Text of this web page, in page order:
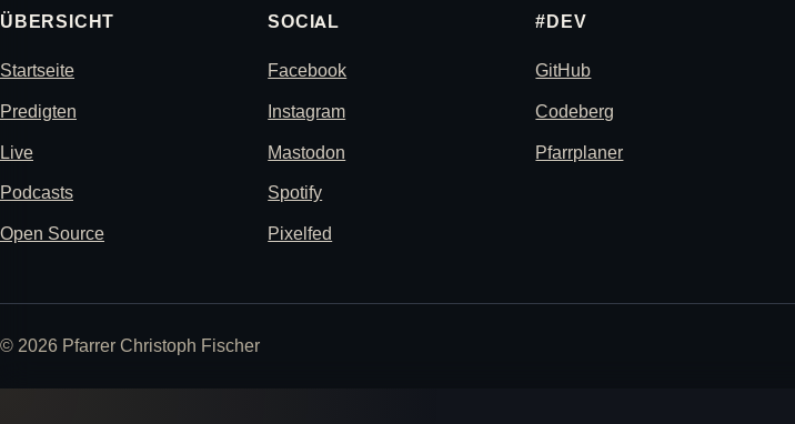
ÜBERSICHT
Startseite
Predigten
Live
Podcasts
Open Source
SOCIAL
Facebook
Instagram
Mastodon
Spotify
Pixelfed
#DEV
GitHub
Codeberg
Pfarrplaner
© 2026 Pfarrer Christoph Fischer